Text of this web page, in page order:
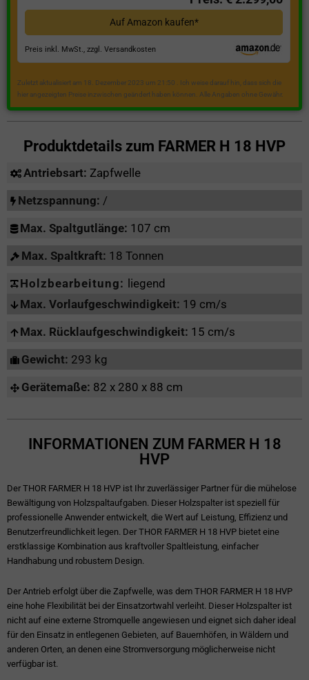
Auf Amazon kaufen*
Preis inkl. MwSt., zzgl. Versandkosten
Zuletzt aktualisiert am 18. Dezember 2023 um 21:50 . Ich weise darauf hin, dass sich die
hier angezeigten Preise inzwischen geändert haben können. Alle Angaben ohne Gewähr.
Produktdetails zum FARMER H 18 HVP
Antriebsart: Zapfwelle
Netzspannung: /
Max. Spaltgutlänge: 107 cm
Max. Spaltkraft: 18 Tonnen
Holzbearbeitung: liegend
Max. Vorlaufgeschwindigkeit: 19 cm/s
Max. Rücklaufgeschwindigkeit: 15 cm/s
Gewicht: 293 kg
Gerätemaße: 82 x 280 x 88 cm
INFORMATIONEN ZUM FARMER H 18
HVP
Der THOR FARMER H 18 HVP ist Ihr zuverlässiger Partner für die mühelose
Bewältigung von Holzspaltaufgaben. Dieser Holzspalter ist speziell für
professionelle Anwender entwickelt, die Wert auf Leistung, Effizienz und
Benutzerfreundlichkeit legen. Der THOR FARMER H 18 HVP bietet eine
erstklassige Kombination aus kraftvoller Spaltleistung, einfacher
Handhabung und robustem Design.
Der Antrieb erfolgt über die Zapfwelle, was dem THOR FARMER H 18 HVP
eine hohe Flexibilität bei der Einsatzortwahl verleiht. Dieser Holzspalter ist
nicht auf eine externe Stromquelle angewiesen und eignet sich daher ideal
für den Einsatz in entlegenen Gebieten, auf Bauernhöfen, in Wäldern und
anderen Orten, an denen eine Stromversorgung möglicherweise nicht
verfügbar ist.